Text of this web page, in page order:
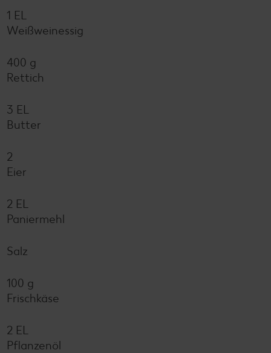
1 EL
Weißweinessig
400 g
Rettich
3 EL
Butter
2
Eier
2 EL
Paniermehl
Salz
100 g
Frischkäse
2 EL
Pflanzenöl